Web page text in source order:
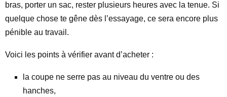
bras, porter un sac, rester plusieurs heures avec la tenue. Si
quelque chose te gêne dès l’essayage, ce sera encore plus
pénible au travail.
Voici les points à vérifier avant d’acheter :
la coupe ne serre pas au niveau du ventre ou des
hanches,